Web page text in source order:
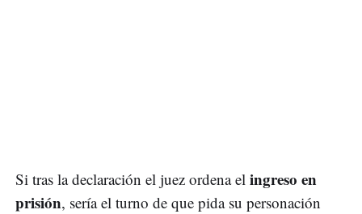
Si tras la declaración el juez ordena el ingreso en
prisión, sería el turno de que pida su personación